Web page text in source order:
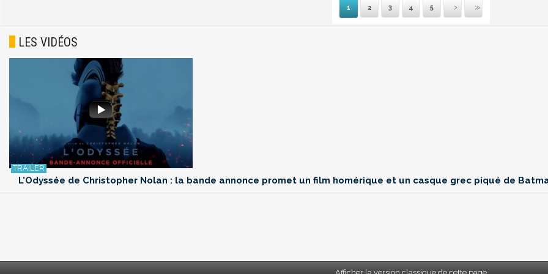
1 2 3 4 5
Suivante
Dernière
LES VIDÉOS
L'Odyssée de Christopher Nolan : la bande annonce promet un film homérique et un casque grec piqué de